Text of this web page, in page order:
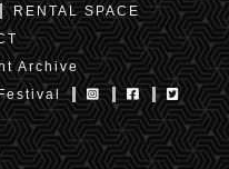
RENTAL SPACE
Archive